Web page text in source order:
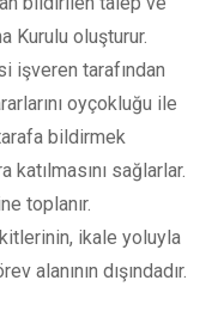
Kurulu oluşturur.
işveren tarafından
oyçokluğu ile
bildirmek
katılmasını sağlarlar.
toplanır.
ikale yoluyla
alanının dışındadır.